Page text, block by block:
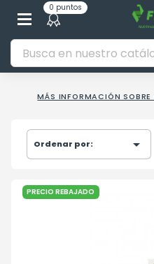
0 puntos
MÁS INFORMACIÓN SOBRE
Ordenar por: 
PRECIO REBAJADO